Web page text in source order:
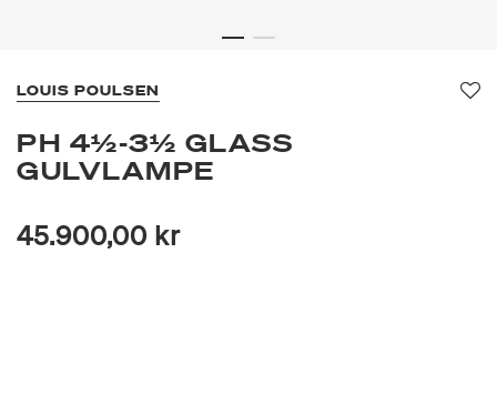
LOUIS POULSEN
PH 4½-3½ GLASS
GULVLAMPE
45.900,00 kr